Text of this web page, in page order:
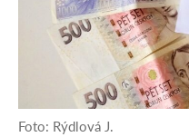
Foto: Rýdlová J.